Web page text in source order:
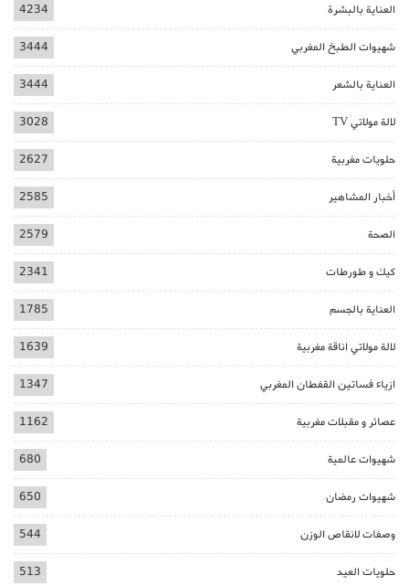
العناية بالبشرة 4234
شهيوات الطبخ المغربي 3444
العناية بالشعر 3444
لالة مولاتي TV 3028
حلويات مغربية 2627
أخبار المشاهير 2585
الصحة 2579
كيك و طورطات 2341
العناية بالجسم 1785
لالة مولاتي اناقة مغربية 1639
ازياء فساتين القفطان المغربي 1347
عصائر و مقبلات مغربية 1162
شهيوات عالمية 680
شهيوات رمضان 650
وصفات لانقاص الوزن 544
حلويات العيد 513